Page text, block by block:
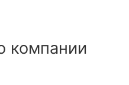
компании